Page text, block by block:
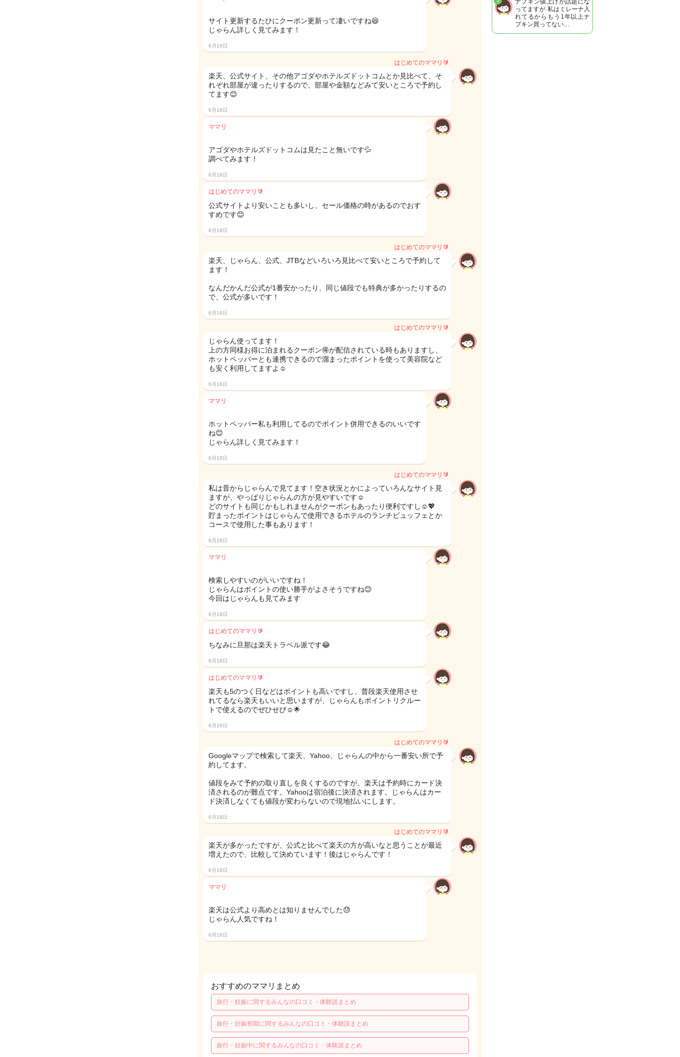
サイト更新するたひにクーポン更新って凄いですね😆
じゃらん詳しく見てみます！
6月18日
はじめてのママリ🔰
楽天、公式サイト、その他アゴダやホテルズドットコムとか見比べて、そ
れぞれ部屋が違ったりするので、部屋や金額などみて安いところで予約し
てます😊
6月18日
ママリ
アゴダやホテルズドットコムは見たこと無いです💦
調べてみます！
6月18日
はじめてのママリ🔰
公式サイトより安いことも多いし、セール価格の時があるのでおす
すめです😊
6月18日
はじめてのママリ🔰
楽天、じゃらん、公式、JTBなどいろいろ見比べて安いところで予約して
ます！
なんだかんだ公式が1番安かったり、同じ値段でも特典が多かったりするの
で、公式が多いです！
6月18日
はじめてのママリ🔰
じゃらん使ってます！
上の方同様お得に泊まれるクーポン🉐が配信されている時もありますし、
ホットペッパーとも連携できるので溜まったポイントを使って美容院など
も安く利用してますよ☺️
6月18日
ママリ
ホットペッパー私も利用してるのでポイント併用できるのいいです
ね😊
じゃらん詳しく見てみます！
6月18日
はじめてのママリ🔰
私は昔からじゃらんで見てます！空き状況とかによっていろんなサイト見
ますが、やっぱりじゃらんの方が見やすいです☺️
どのサイトも同じかもしれませんがクーポンもあったり便利ですし☺️💖
貯まったポイントはじゃらんで使用できるホテルのランチビュッフェとか
コースで使用した事もあります！
6月18日
ママリ
検索しやすいのがいいですね！
じゃらんはポイントの使い勝手がよさそうですね😊
今回はじゃらんも見てみます
6月18日
はじめてのママリ🔰
ちなみに旦那は楽天トラベル派です😂
6月18日
はじめてのママリ🔰
楽天も5のつく日などはポイントも高いですし、普段楽天使用させ
れてるなら楽天もいいと思いますが、じゃらんもポイントリクルー
トで使えるのでぜひせび☺️🌟
6月18日
はじめてのママリ🔰
Googleマップで検索して楽天、Yahoo、じゃらんの中から一番安い所で予
約してます。
値段をみて予約の取り直しを良くするのですが、楽天は予約時にカード決
済されるのが難点です。Yahooは宿泊後に決済されます。じゃらんはカー
ド決済しなくても値段が変わらないので現地払いにします。
6月18日
はじめてのママリ🔰
楽天が多かったですが、公式と比べて楽天の方が高いなと思うことが最近
増えたので、比較して決めています！後はじゃらんです！
6月18日
ママリ
楽天は公式より高めとは知りませんでした😓
じゃらん人気ですね！
6月18日
おすすめのママリまとめ
旅行・妊娠に関するみんなの口コミ・体験談まとめ
旅行・妊娠初期に関するみんなの口コミ・体験談まとめ
旅行・妊娠中に関するみんなの口コミ・体験談まとめ
ナプキン値上げが話題にな
ってますが 私はミレーナ入
れてるからもう1年以上ナ
プキン買ってない…